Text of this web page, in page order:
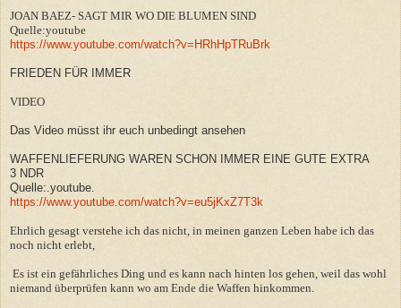
JOAN BAEZ- SAGT MIR WO DIE BLUMEN SIND
Quelle:youtube
https://www.youtube.com/watch?v=HRhHpTRuBrk
FRIEDEN FÜR IMMER
VIDEO
Das Video müsst ihr euch unbedingt ansehen
WAFFENLIEFERUNG WAREN SCHON IMMER EINE GUTE EXTRA
3 NDR
Quelle:.youtube.
https://www.youtube.com/watch?v=eu5jKxZ7T3k
Ehrlich gesagt verstehe ich das nicht, in meinen ganzen Leben habe ich das
noch nicht erlebt,
Es ist ein gefährliches Ding und es kann nach hinten los gehen, weil das wohl
niemand überprüfen kann wo am Ende die Waffen hinkommen.